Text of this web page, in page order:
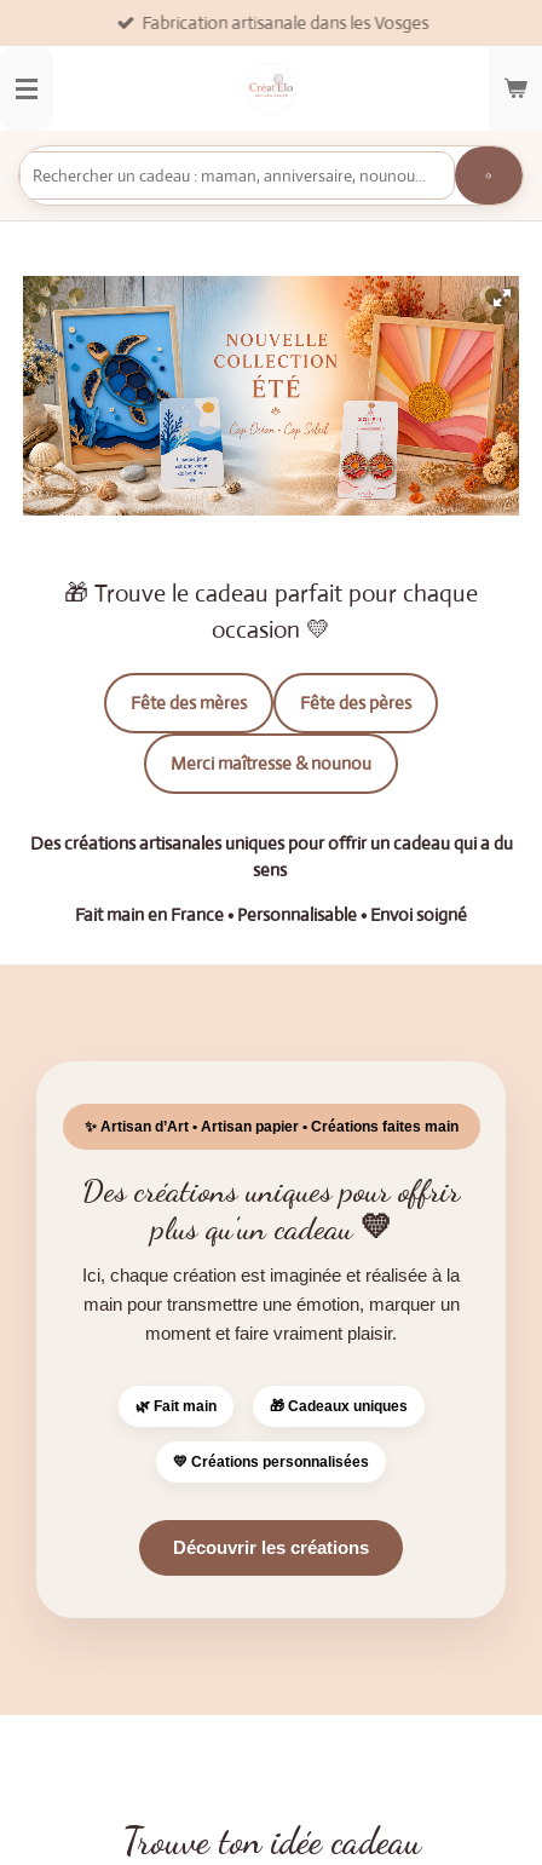
au
contenu
principal
Fabrication artisanale dans les Vosges
🎁 Trouve le cadeau parfait pour chaque
occasion 💛
Fête des mères Fête des pères
Merci maîtresse & nounou
Des créations artisanales uniques pour offrir un cadeau qui a du
sens
Fait main en France • Personnalisable • Envoi soigné
✨ Artisan d’Art • Artisan papier • Créations faites main
Des créations uniques pour offrir
plus qu’un cadeau 💛
Ici, chaque création est imaginée et réalisée à la
main pour transmettre une émotion, marquer un
moment et faire vraiment plaisir.
🌿 Fait main 🎁 Cadeaux uniques
💛 Créations personnalisées
Découvrir les créations
Trouve ton idée cadeau